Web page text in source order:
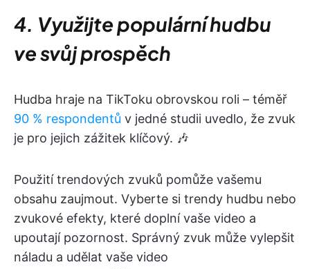
4. Využijte populární hudbu
ve svůj prospěch
Hudba hraje na TikToku obrovskou roli – téměř
90 % respondentů v jedné studii uvedlo, že zvuk
je pro jejich zážitek klíčový. 🎶
Použití trendových zvuků pomůže vašemu
obsahu zaujmout. Vyberte si trendy hudbu nebo
zvukové efekty, které doplní vaše video a
upoutají pozornost. Správný zvuk může vylepšit
náladu a udělat vaše video